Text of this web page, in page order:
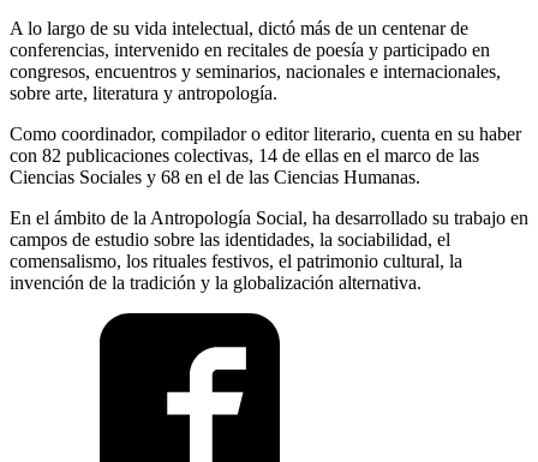
A lo largo de su vida intelectual, dictó más de un centenar de
conferencias, intervenido en recitales de poesía y participado en
congresos, encuentros y seminarios, nacionales e internacionales,
sobre arte, literatura y antropología.
Como coordinador, compilador o editor literario, cuenta en su haber
con 82 publicaciones colectivas, 14 de ellas en el marco de las
Ciencias Sociales y 68 en el de las Ciencias Humanas.
En el ámbito de la Antropología Social, ha desarrollado su trabajo en
campos de estudio sobre las identidades, la sociabilidad, el
comensalismo, los rituales festivos, el patrimonio cultural, la
invención de la tradición y la globalización alternativa.